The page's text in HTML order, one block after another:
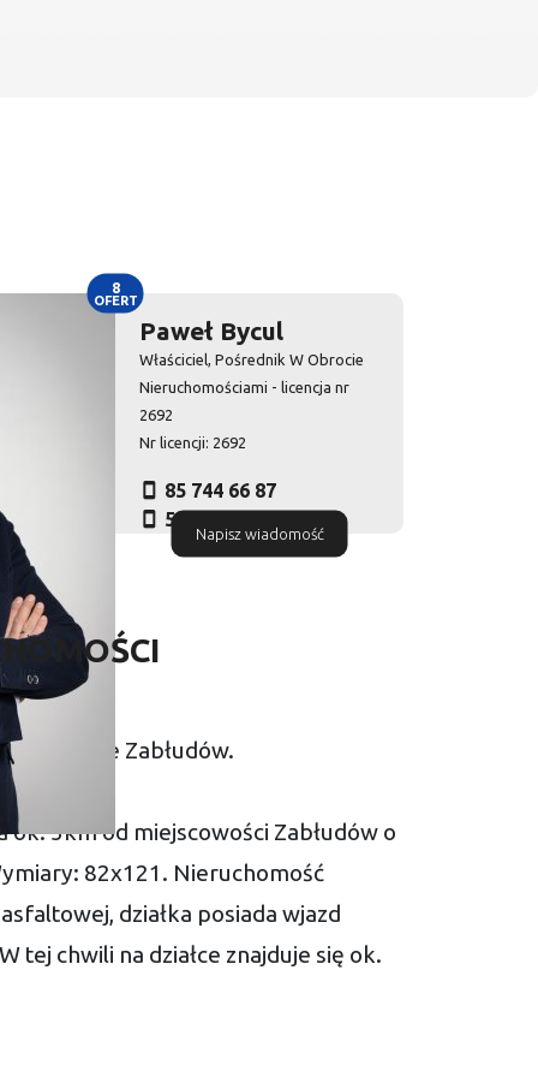
Paweł Bycul
Właściciel, Pośrednik W Obrocie
Nieruchomościami - licencja nr
2692
Nr licencji: 2692
85 744 66 87
516 010 972
Napisz wiadomość
8
OFERT
w gminie Zabłudów.
ok. 3km od miejscowości Zabłudów o
82x121. Nieruchomość
działka posiada wjazd
tej chwili na działce znajduje się ok.